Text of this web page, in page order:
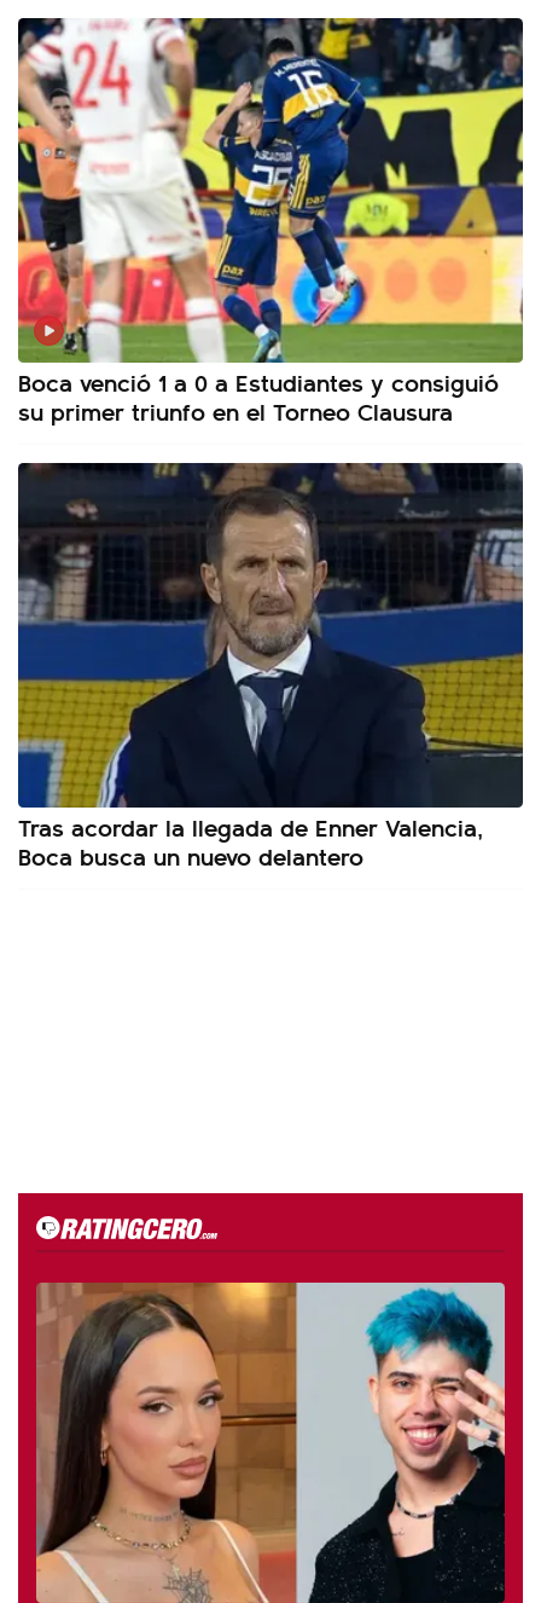
Boca venció 1 a 0 a Estudiantes y consiguió
su primer triunfo en el Torneo Clausura
Tras acordar la llegada de Enner Valencia,
Boca busca un nuevo delantero